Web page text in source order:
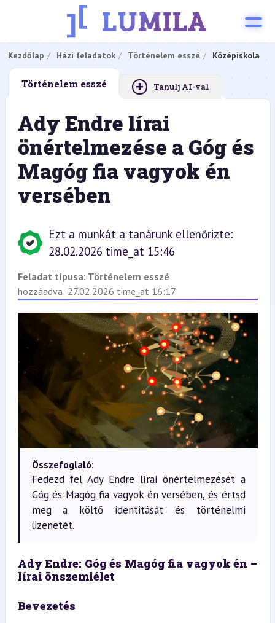
Kezdőlap Házi feladatok Történelem esszé Középiskola
Történelem esszé + Tanulj AI-val
Ady Endre lírai
önértelmezése a Góg és
Magóg fia vagyok én
versében
Ezt a munkát a tanárunk ellenőrizte:
28.02.2026 time_at 15:46
Feladat típusa: Történelem esszé
hozzáadva: 27.02.2026 time_at 16:17
Összefoglaló:
Fedezd fel Ady Endre lírai önértelmezését a
Góg és Magóg fia vagyok én versében, és értsd
meg a költő identitását és történelmi
üzenetét.
Ady Endre: Góg és Magóg fia vagyok én –
lírai önszemlélet
Bevezetés